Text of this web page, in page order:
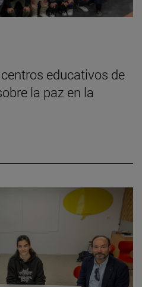
educativos de
la paz en la